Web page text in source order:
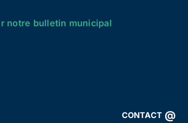
CONTACT @
notre bulletin municipal